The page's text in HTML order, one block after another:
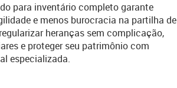
para inventário completo garante
e menos burocracia na partilha de
heranças sem complicação,
e proteger seu patrimônio com
especializada.